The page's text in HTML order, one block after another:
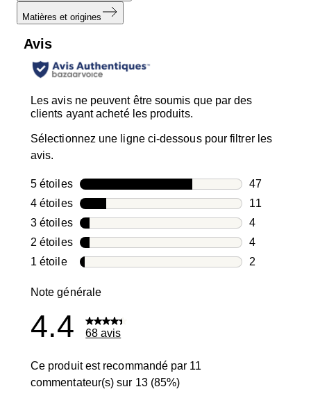
Matières et origines
Avis
Les avis ne peuvent être soumis que par des
clients ayant acheté les produits.
Sélectionnez une ligne ci-dessous pour filtrer les
avis.
5 étoilesétoiles
47
47 avis
4 étoilesétoiles
11
11 avis
3 étoilesétoiles
4
4 avis avec
2 étoilesétoiles
4
4 avis avec
1 étoileétoiles
2
Note générale
4.4 68 avis
Ce produit est recommandé par 11
commentateur(s) sur 13 (85%)